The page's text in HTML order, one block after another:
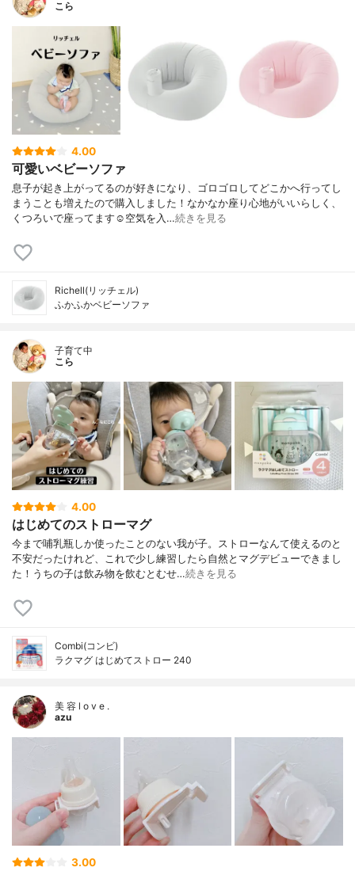
こら
4.00
可愛いベビーソファ
息子が起き上がってるのが好きになり、ゴロゴロしてどこかへ行ってし
まうことも増えたので購入しました！なかなか座り心地がいいらしく、
くつろいで座ってます☺️空気を入…続きを見る
Richell(リッチェル)
ふかふかベビーソファ
子育て中
こら
4.00
はじめてのストローマグ
今まで哺乳瓶しか使ったことのない我が子。ストローなんて使えるのと
不安だったけれど、これで少し練習したら自然とマグデビューできまし
た！うちの子は飲み物を飲むとむせ…続きを見る
Combi(コンビ)
ラクマグ はじめてストロー 240
美 容 l o v e .
azu
3.00